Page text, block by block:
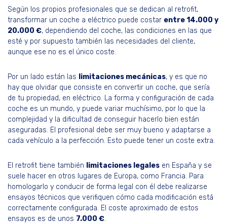
Según los propios profesionales que se dedican al retrofit,
transformar un coche a eléctrico puede costar entre 14.000 y
20.000 €, dependiendo del coche, las condiciones en las que
esté y por supuesto también las necesidades del cliente,
aunque ese no es el único coste.
Por un lado están las limitaciones mecánicas, y es que no
hay que olvidar que consiste en convertir un coche, que sería
de tu propiedad, en eléctrico. La forma y configuración de cada
coche es un mundo, y puede variar muchísimo, por lo que la
complejidad y la dificultad de conseguir hacerlo bien están
aseguradas. El profesional debe ser muy bueno y adaptarse a
cada vehículo a la perfección. Esto puede tener un coste extra.
El retrofit tiene también limitaciones legales en España y se
suele hacer en otros lugares de Europa, como Francia. Para
homologarlo y conducir de forma legal con él debe realizarse
ensayos técnicos que verifiquen cómo cada modificación está
correctamente configurada. El coste aproximado de estos
ensayos es de unos 7.000 €.